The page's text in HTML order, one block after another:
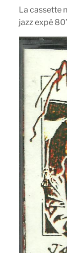
La cassette
jazz expé